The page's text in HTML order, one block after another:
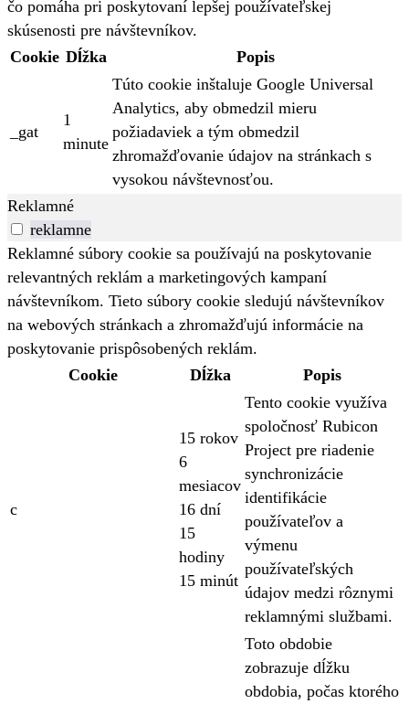
čo pomáha pri poskytovaní lepšej používateľskej
skúsenosti pre návštevníkov.
Cookie Dĺžka Popis
_gat
1
minute
Túto cookie inštaluje Google Universal
Analytics, aby obmedzil mieru
požiadaviek a tým obmedzil
zhromažďovanie údajov na stránkach s
vysokou návštevnosťou.
Reklamné
reklamne
Reklamné súbory cookie sa používajú na poskytovanie
relevantných reklám a marketingových kampaní
návštevníkom. Tieto súbory cookie sledujú návštevníkov
na webových stránkach a zhromažďujú informácie na
poskytovanie prispôsobených reklám.
Cookie
Dĺžka Popis
c
15 rokov
6
mesiacov
16 dní
15
hodiny
15 minút
Tento cookie využíva
spoločnosť Rubicon
Project pre riadenie
synchronizácie
identifikácie
používateľov a
výmenu
používateľských
údajov medzi rôznymi
reklamnými službami.
Toto obdobie
zobrazuje dĺžku
obdobia, počas ktorého